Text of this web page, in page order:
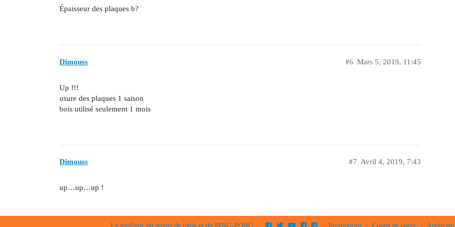
Épaisseur des plaques b?
Dimouss Mars 5, 2019, 11:45
#6
Up !!!
usure des plaques 1 saison
bois utilisé seulement 1 mois
Dimouss Avril 4, 2019, 7:43
#7
up…up…up !